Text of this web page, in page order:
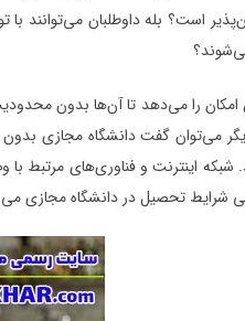
است؟ بله داوطلبان
امکان را می‌دهد تا آن‌ها بدون
می‌توان گفت دانشگاه مجازی بدون
اینترنت و فناوری‌های مرتبط با
شرایط تحصیل در دانشگاه مجازی